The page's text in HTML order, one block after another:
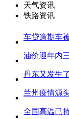
天气资讯
铁路资讯
车贷逾期车
油价迎年内
丹东又发生
兰州疫情源
全国高温已